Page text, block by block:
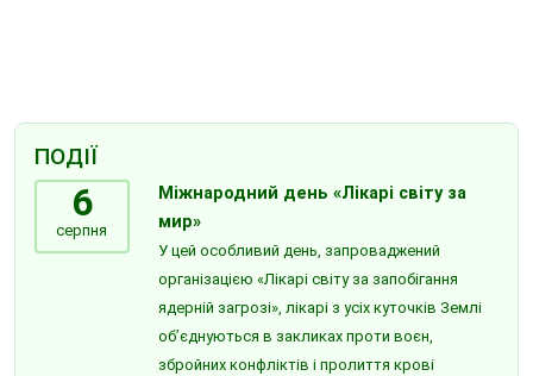
ПОДІЇ
6
серпня
Міжнародний день «Лікарі світу за
мир»
У цей особливий день, запроваджений
організацією «Лікарі світу за запобігання
ядерній загрозі», лікарі з усіх куточків Землі
об’єднуються в закликах проти воєн,
збройних конфліктів і пролиття крові